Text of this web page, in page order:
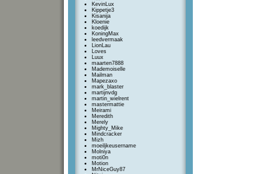
KevinLux
Kippetje3
Kisanija
Kloenie
koedijk
KoningMax
leedvermaak
LionLau
Loves
Luux
maarten7888
Mademoiselle
Mailman
Mapezaxo
mark_blaster
martijnvdg
martin_wielrent
mastermattie
Meirami
Meredith
Merely
Mighty_Mike
Mindcracker
Mizh
moeiljkeusername
Molniya
moti0n
Motion
MrNiceGuy87